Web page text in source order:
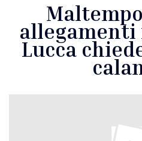
allegamenti
Lucca